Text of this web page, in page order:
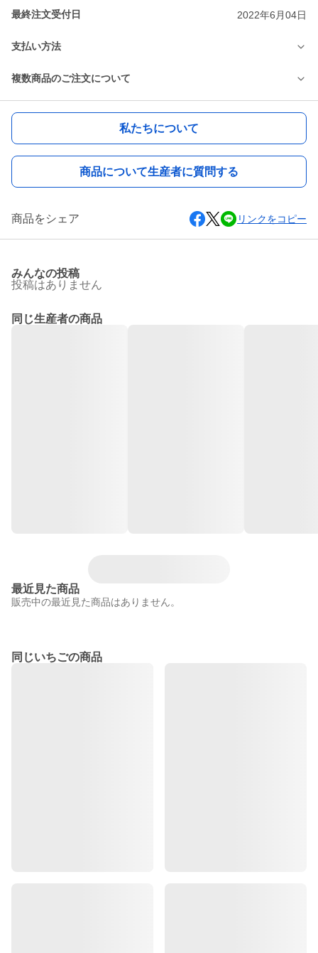
最終注文受付日 2022年6月04日
支払い方法
複数商品のご注文について
私たちについて
商品について生産者に質問する
商品をシェア リンクをコピー
みんなの投稿
投稿はありません
同じ生産者の商品
最近見た商品
販売中の最近見た商品はありません。
同じいちごの商品